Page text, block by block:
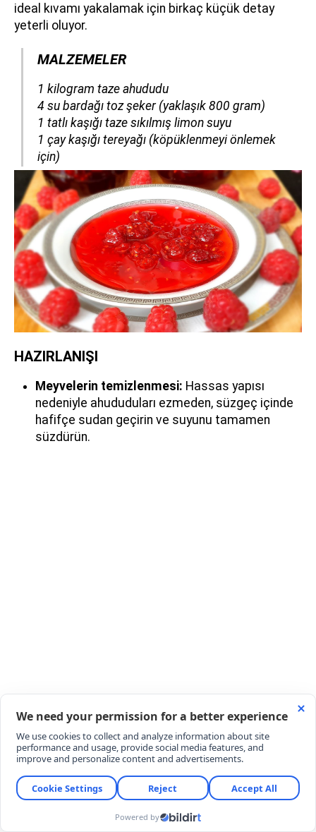
ideal kıvamı yakalamak için birkaç küçük detay
yeterli oluyor.
MALZEMELER
​​​​​​​1 kilogram taze ahududu
4 su bardağı toz şeker (yaklaşık 800 gram)
1 tatlı kaşığı taze sıkılmış limon suyu
1 çay kaşığı tereyağı (köpüklenmeyi önlemek
için)
HAZIRLANIŞI
Meyvelerin temizlenmesi: Hassas yapısı
nedeniyle ahududuları ezmeden, süzgeç içinde
hafifçe sudan geçirin ve suyunu tamamen
süzdürün.
Geniş bir tencereye bir kat ahududu, bir kat toz
şeker olacak şekilde malzemeleri dizin.
Tencerenin kapağını kapatıp meyvelerin kendi
suyunu salması için en az 4-5 saat (tercihen bir
gece) bekletin.
Pişirme aşaması:Kendi suyuyla sulanan